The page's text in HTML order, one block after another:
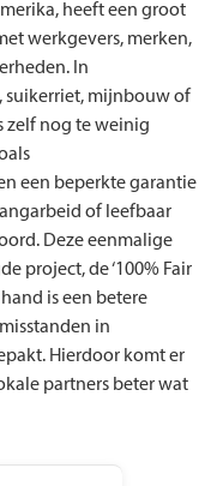
heeft een groot
werkgevers, merken,
In
suikerriet, mijnbouw of
zelf nog te weinig
een beperkte garantie
of leefbaar
Deze eenmalige
project, de ‘100% Fair
is een betere
in
Hierdoor komt er
partners beter wat